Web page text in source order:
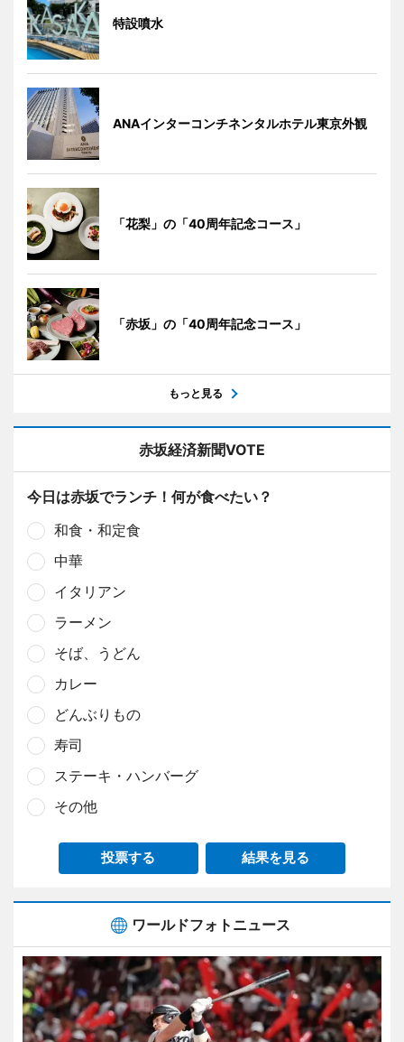
特設噴水
ANAインターコンチネンタルホテル東京外観
「花梨」の「40周年記念コース」
「赤坂」の「40周年記念コース」
もっと見る
赤坂経済新聞VOTE
今日は赤坂でランチ！何が食べたい？
和食・和定食
中華
イタリアン
ラーメン
そば、うどん
カレー
どんぶりもの
寿司
ステーキ・ハンバーグ
その他
投票する 結果を見る
ワールドフォトニュース